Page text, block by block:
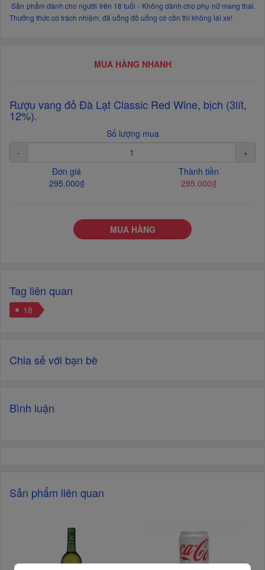
Sản phẩm dành cho người trên 18 tuổi - Không dành cho phụ nữ mang thai.
Thưởng thức có trách nhiệm, đã uống đồ uống có cồn thì không lái xe!
MUA HÀNG NHANH
Rượu vang đỏ Đà Lạt Classic Red Wine, bịch (3lít,
12%).
Số lượng mua
-
+
Đơn giá
295.000₫
Thành tiền
295.000₫
MUA HÀNG
Tag liên quan
18
Chia sẻ với bạn bè
Bình luận
Sản phẩm liên quan